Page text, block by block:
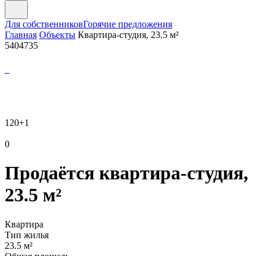
Для собственниковГорячие предложения
Главная Объекты Квартира-студия, 23.5 м²
5404735
120+1
0
Продаётся квартира-студия,
23.5 м²
Квартира
Тип жилья
23.5 м²